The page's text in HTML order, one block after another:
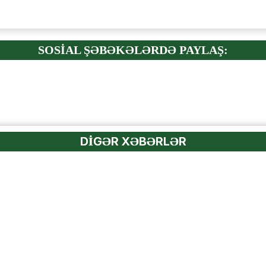
SOSİAL ŞƏBƏKƏLƏRDƏ PAYLAŞ:
DİGƏR XƏBƏRLƏR